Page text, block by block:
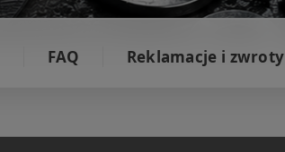
FAQ Reklamacje i zwroty